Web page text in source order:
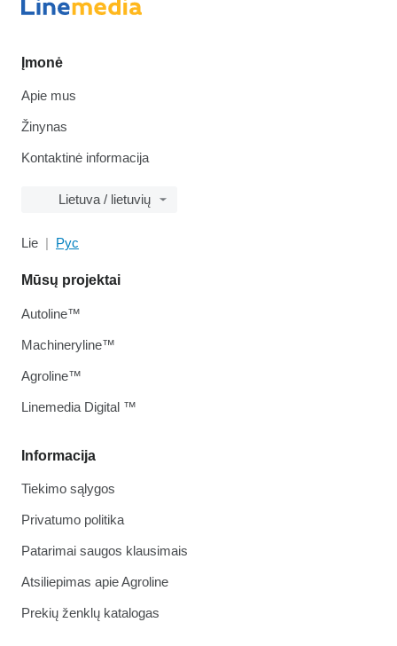
Įmonė
Apie mus
Žinynas
Kontaktinė informacija
Lietuva / lietuvių
Lie Рус
Informacija
Tiekimo sąlygos
Privatumo politika
Patarimai saugos klausimais
Atsiliepimas apie Agroline
Prekių ženklų katalogas
Mūsų projektai
Autoline™
Machineryline™
Agroline™
Linemedia Digital ™